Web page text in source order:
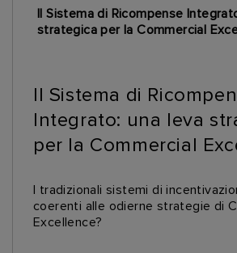
Il Sistema di Ricompense
strategica per la Commercial
Il Sistema di
Integrato: una leva
per la Commercial
I tradizionali sistemi di
coerenti alle odierne strategie di
Excellence?